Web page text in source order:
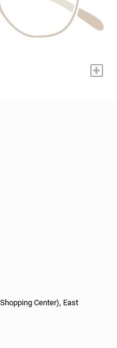
+
Center), East